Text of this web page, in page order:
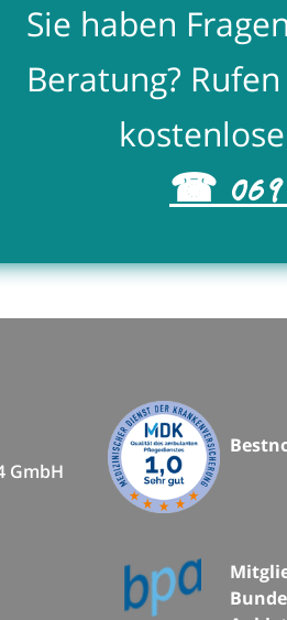
Sie haben
Beratung?
☎ 069
GmbH